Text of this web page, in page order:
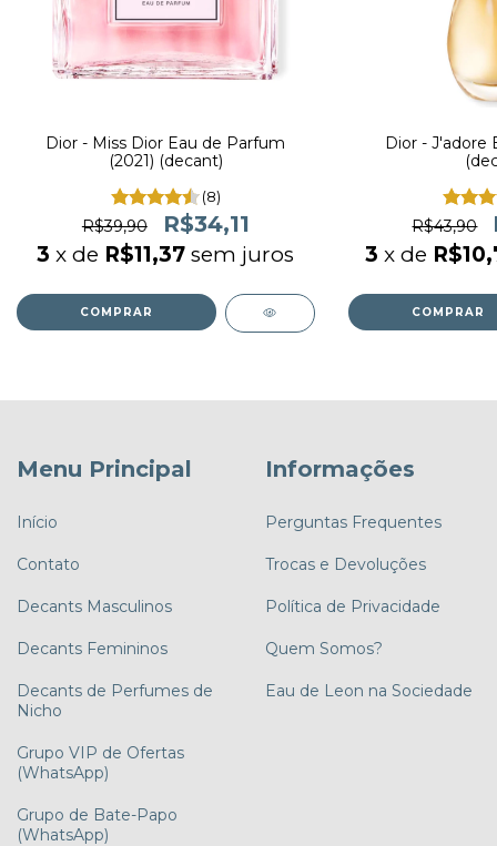
Dior - Miss Dior Eau de Parfum
(2021) (decant)
(8)
R$39,90 R$34,11
3 x de R$11,37 sem juros
COMPRAR
Dior - J'adore
R$43,90
3 x de
COMPRAR
Menu Principal
Início
Contato
Decants Masculinos
Decants Femininos
Decants de Perfumes de
Nicho
Grupo VIP de Ofertas
(WhatsApp)
Grupo de Bate-Papo
(WhatsApp)
Informações
Perguntas Frequentes
Trocas e Devoluções
Política de Privacidade
Quem Somos?
Eau de Leon na Sociedade